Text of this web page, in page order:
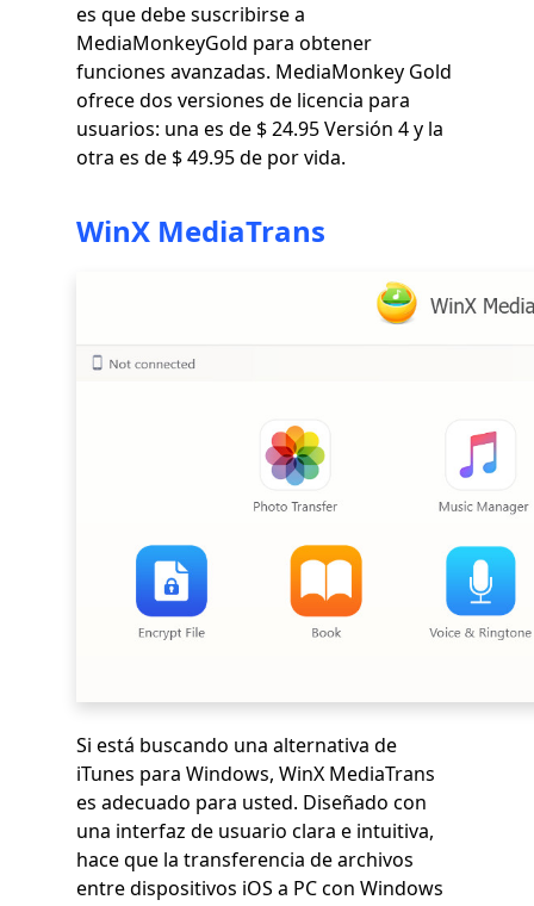
es que debe suscribirse a
MediaMonkeyGold para obtener
funciones avanzadas. MediaMonkey Gold
ofrece dos versiones de licencia para
usuarios: una es de $ 24.95 Versión 4 y la
otra es de $ 49.95 de por vida.
WinX MediaTrans
Si está buscando una alternativa de
iTunes para Windows, WinX MediaTrans
es adecuado para usted. Diseñado con
una interfaz de usuario clara e intuitiva,
hace que la transferencia de archivos
entre dispositivos iOS a PC con Windows